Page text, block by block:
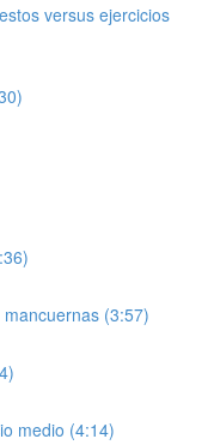
versus ejercicios
(3:57)
medio (4:14)